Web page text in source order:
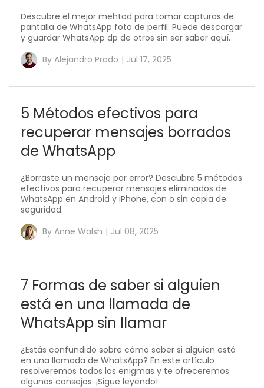
Descubre el mejor mehtod para tomar capturas de
pantalla de WhatsApp foto de perfil. Puede descargar
y guardar WhatsApp dp de otros sin ser saber aquí.
By Alejandro Prado | Jul 17, 2025
5 Métodos efectivos para
recuperar mensajes borrados
de WhatsApp
¿Borraste un mensaje por error? Descubre 5 métodos
efectivos para recuperar mensajes eliminados de
WhatsApp en Android y iPhone, con o sin copia de
seguridad.
By Anne Walsh | Jul 08, 2025
7 Formas de saber si alguien
está en una llamada de
WhatsApp sin llamar
¿Estás confundido sobre cómo saber si alguien está
en una llamada de WhatsApp? En este artículo
resolveremos todos los enigmas y te ofreceremos
algunos consejos. ¡Sigue leyendo!